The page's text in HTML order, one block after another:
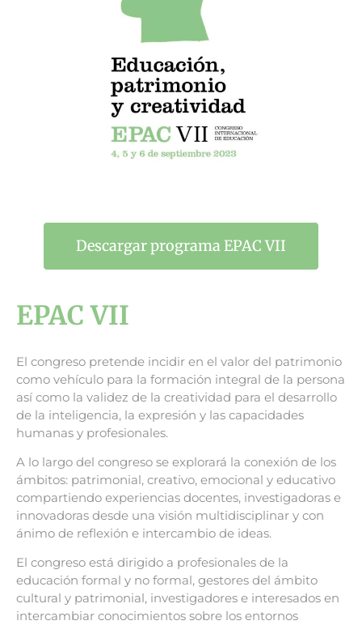
Descargar programa EPAC VII
EPAC VII
El congreso pretende incidir en el valor del patrimonio
como vehículo para la formación integral de la persona
así como la validez de la creatividad para el desarrollo
de la inteligencia, la expresión y las capacidades
humanas y profesionales.
A lo largo del congreso se explorará la conexión de los
ámbitos: patrimonial, creativo, emocional y educativo
compartiendo experiencias docentes, investigadoras e
innovadoras desde una visión multidisciplinar y con
ánimo de reflexión e intercambio de ideas.
El congreso está dirigido a profesionales de la
educación formal y no formal, gestores del ámbito
cultural y patrimonial, investigadores e interesados en
intercambiar conocimientos sobre los entornos